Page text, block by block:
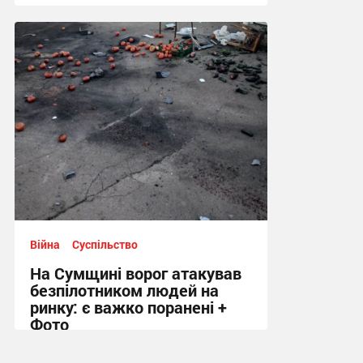
12:12 вчора
Війна Суспільство
На Сумщині ворог атакував
безпілотником людей на
ринку: є важко поранені +
Фото